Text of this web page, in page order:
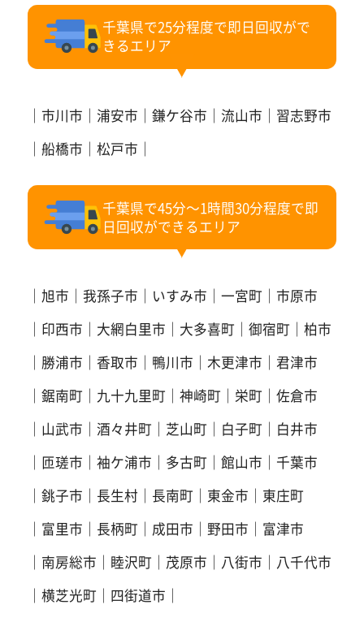
千葉県で25分程度で即日回収がで
きるエリア
市川市 浦安市 鎌ケ谷市 流山市
習志野市
船橋市
松戸市
千葉県で45分～1時間30分程度で即
日回収ができるエリア
旭市 我孫子市 いすみ市 一宮町
市原市
印西市
大網白里市 大多喜町 御宿町
柏市
勝浦市
香取市 鴨川市 木更津市
君津市
鋸南町
九十九里町 神崎町 栄町
佐倉市
山武市
酒々井町 芝山町 白子町
白井市
匝瑳市
袖ケ浦市 多古町 館山市
千葉市
銚子市
長生村 長南町 東金市
東庄町
富里市
長柄町 成田市 野田市
富津市
南房総市
睦沢町 茂原市 八街市
八千代市
横芝光町
四街道市